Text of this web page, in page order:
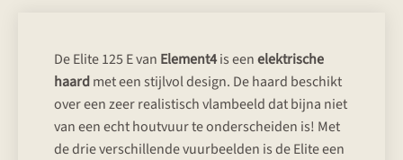
De Elite 125 E van Element4is eenelektrische
haardmet een stijlvol design. De haard beschikt
over een zeer realistisch vlambeeld dat bijna niet
van een echt houtvuur te onderscheiden is! Met
de drie verschillende vuurbeelden is de Elite een